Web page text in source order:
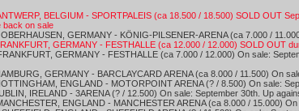
BELGIUM - SPORTPALEIS (ca 18.500 / 18.500) SOLD OUT
back on sale
GERMANY - KÖNIG-PILSENER-ARENA (ca 7.000 /
GERMANY - FESTHALLE (ca 12.000 / 12.000) SOLD OUT
GERMANY - FESTHALLE (ca 7.000 / 12.000) On sale:
GERMANY - BARCLAYCARD ARENA (ca 8.000 / 11.500) On
ENGLAND - MOTORPOINT ARENA (? / 8.500) On sale:
IRELAND - 3ARENA (? / 12.500) On sale: September 30th. Up
ENGLAND - MANCHESTER ARENA (ca 8.000 / 15.000)